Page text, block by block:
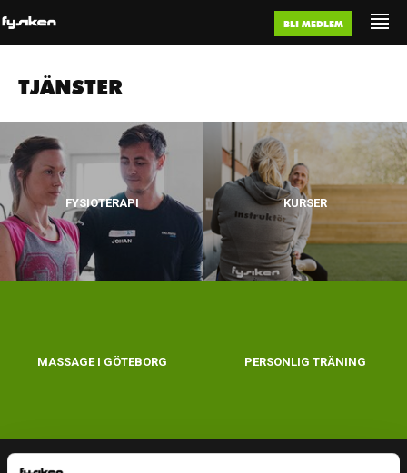
BLI MEDLEM
TJÄNSTER
FYSIOTERAPI KURSER
MASSAGE I GÖTEBORG PERSONLIG TRÄNING
OM FYSIKEN